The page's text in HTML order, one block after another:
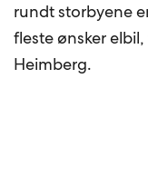
rundt storbyene
fleste ønsker
Heimberg.